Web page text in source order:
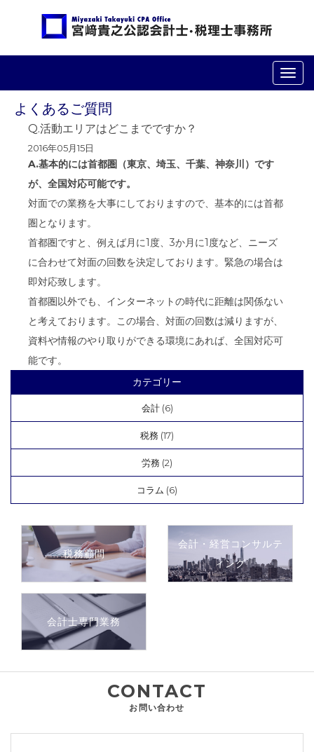
ナ
ビ
よくあるご質問
Q.活動エリアはどこまでですか？
2016年05月15日
A.基本的には首都圏（東京、埼玉、千葉、神奈川）です
が、全国対応可能です。
対面での業務を大事にしておりますので、基本的には首都
圏となります。
首都圏ですと、例えば月に1度、3か月に1度など、ニーズ
に合わせて対面の回数を決定しております。緊急の場合は
即対応致します。
首都圏以外でも、インターネットの時代に距離は関係ない
と考えております。この場合、対面の回数は減りますが、
資料や情報のやり取りができる環境にあれば、全国対応可
能です。
カテゴリー
会計(6)
税務 (17)
労務 (2)
コラム (6)
税務顧問
会計・経営コンサルテ
ィング
会計士専門業務
CONTACT
お問い合わせ